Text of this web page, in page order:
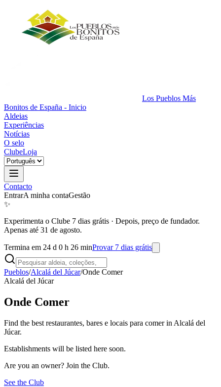
Los Pueblos Más
Bonitos de España - Inicio
Aldeias
Experiências
Notícias
O selo
ClubeLoja
Contacto
EntrarA minha contaGestão
✨
Experimenta o Clube 7 dias grátis · Depois, preço de fundador.
Apenas até 31 de agosto.
Termina em 24 d 0 h 26 minProvar 7 dias grátis
Pueblos/Alcalá del Júcar/Onde Comer
Alcalá del Júcar
Onde Comer
Find the best restaurantes, bares e locais para comer in Alcalá del
Júcar.
Establishments will be listed here soon.
Are you an owner? Join the Club.
See the Club